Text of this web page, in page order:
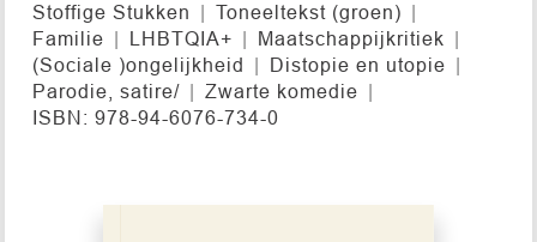
Stoffige Stukken
Toneeltekst (groen)
Familie
LHBTQIA+
Maatschappijkritiek
(Sociale )ongelijkheid
Distopie en utopie
Parodie, satire/
Zwarte komedie
ISBN: 978-94-6076-734-0